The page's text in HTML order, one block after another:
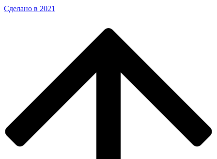
Сделано в 2021